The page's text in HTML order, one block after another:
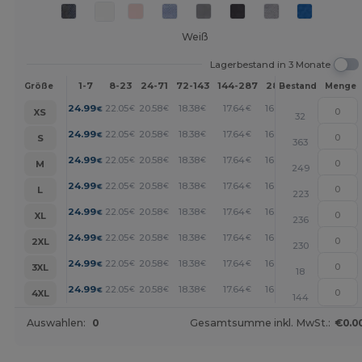
Weiß
Lagerbestand in 3 Monate
Größe 1-7 8-23 24-71 72-143 144-287 288 + Mehr
Bestand Menge
XS 24.99€ 22.05€ 20.58€ 18.38€ 17.64 € 16.90
32
S
24.99€ 22.05€ 20.58€ 18.38€ 17.64 € 16.90
363
M
24.99€ 22.05€ 20.58€ 18.38€ 17.64 € 16.90
249
L
24.99€ 22.05€ 20.58€ 18.38€ 17.64 € 16.90
223
XL
24.99€ 22.05€ 20.58€ 18.38€ 17.64 € 16.90
236
2XL
24.99€ 22.05€ 20.58€ 18.38€ 17.64 € 16.90
230
3XL
24.99€ 22.05€ 20.58€ 18.38€ 17.64 € 16.90
18
4XL
24.99€ 22.05€ 20.58€ 18.38€ 17.64 € 16.90
144
Auswahlen: 0 Gesamtsumme inkl. MwSt.: